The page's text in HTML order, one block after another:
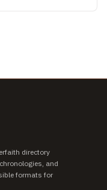
directory
and
formats for